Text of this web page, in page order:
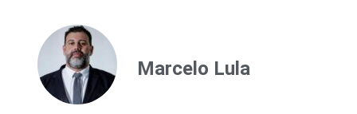
Marcelo Lula